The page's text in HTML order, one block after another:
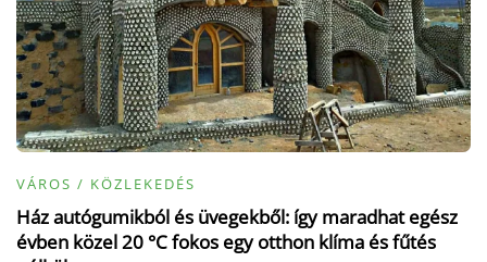
VÁROS / KÖZLEKEDÉS
Ház autógumikból és üvegekből: így maradhat egész
évben közel 20 °C fokos egy otthon klíma és fűtés